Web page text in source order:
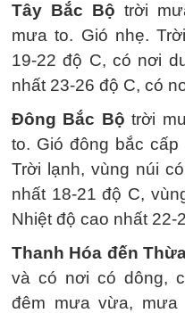
Tây Bắc Bộ trời
mưa to. Gió nhẹ.
19-22 độ C, có nơi
nhất 23-26 độ C, có
Đông Bắc Bộ trời
to. Gió đông bắc
Trời lạnh, vùng núi
nhất 18-21 độ C,
Nhiệt độ cao nhất 22-
Thanh Hóa đến
và có nơi có dông,
đêm mưa vừa,